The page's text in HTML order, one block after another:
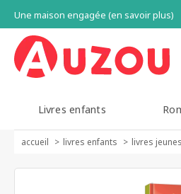
Une maison engagée (en savoir plus)
Livres enfants
accueil livres enfants livres